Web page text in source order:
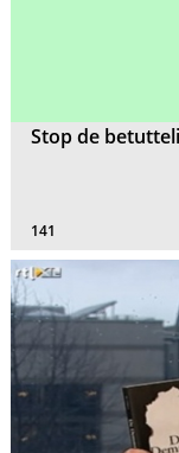
Stop de
141